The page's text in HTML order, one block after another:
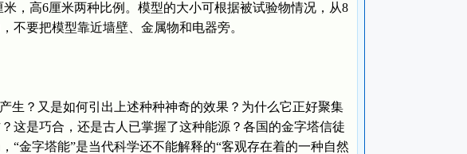
，高6厘米两种比例。模型的大小可根据被试验物情况，从8
不要把模型靠近墙壁、金属物和电器旁。
？又是如何引出上述种种神奇的效果？为什么它正好聚集
这是巧合，还是古人已掌握了这种能源？各国的金字塔信徒
“金字塔能”是当代科学还不能解释的“客观存在着的一种自然